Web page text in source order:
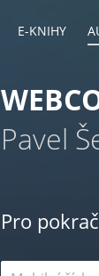
E-KNIHY
Pavel
Pro